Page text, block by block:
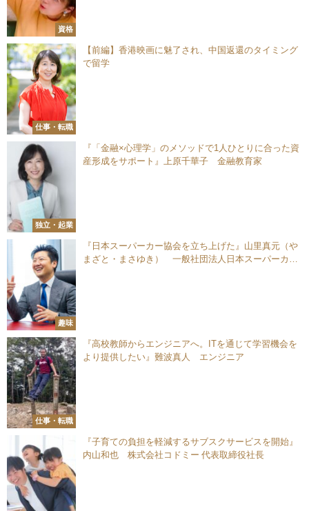
資格
仕事・転職
【前編】香港映画に魅了され、中国返還のタイミング
で留学
独立・起業
『「金融×心理学」のメソッドで1人ひとりに合った資
産形成をサポート』上原千華子 金融教育家
趣味
『日本スーパーカー協会を立ち上げた』山里真元（や
まざと・まさゆき） 一般社団法人日本スーパーカー
仕事・転職
『高校教師からエンジニアへ。ITを通じて学習機会を
より提供したい』難波真人 エンジニア
『子育ての負担を軽減するサブスクサービスを開始』
内山和也 株式会社コドミー 代表取締役社長